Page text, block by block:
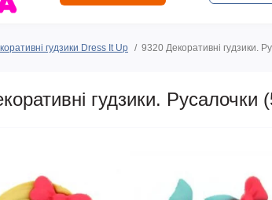
гудзики Dress It Up 9320 Декоративні гудзики.
гудзики.